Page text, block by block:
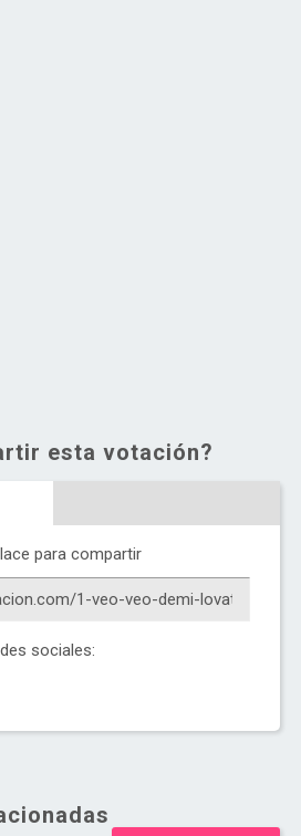
esta votación?
para compartir
sociales: